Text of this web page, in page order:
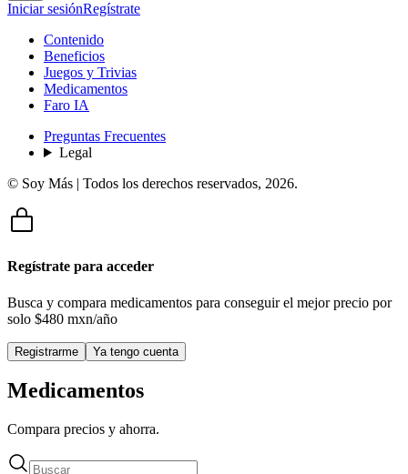
Iniciar sesiónRegístrate
Contenido
Beneficios
Juegos y Trivias
Medicamentos
Faro IA
Preguntas Frecuentes
Legal
© Soy Más | Todos los derechos reservados, 2026.
Regístrate para acceder
Busca y compara medicamentos para conseguir el mejor precio por
solo $480 mxn/año
Registrarme Ya tengo cuenta
Medicamentos
Compara precios y ahorra.